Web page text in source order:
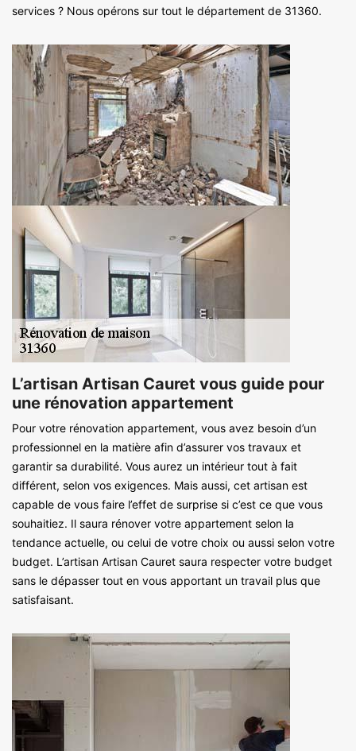
services ? Nous opérons sur tout le département de 31360.
L’artisan Artisan Cauret vous guide pour
une rénovation appartement
Pour votre rénovation appartement, vous avez besoin d’un
professionnel en la matière afin d’assurer vos travaux et
garantir sa durabilité. Vous aurez un intérieur tout à fait
différent, selon vos exigences. Mais aussi, cet artisan est
capable de vous faire l’effet de surprise si c’est ce que vous
souhaitiez. Il saura rénover votre appartement selon la
tendance actuelle, ou celui de votre choix ou aussi selon votre
budget. L’artisan Artisan Cauret saura respecter votre budget
sans le dépasser tout en vous apportant un travail plus que
satisfaisant.